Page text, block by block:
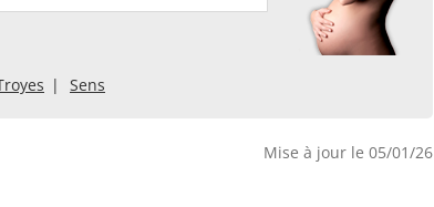
Sens
Mise à jour le 05/01/26